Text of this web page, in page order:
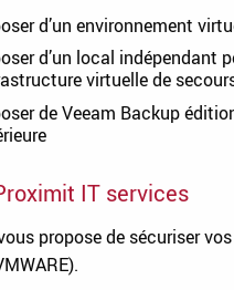
d’un environnement
d’un local indépendant
virtuelle de
de Veeam Backup
IT services
propose de sécuriser